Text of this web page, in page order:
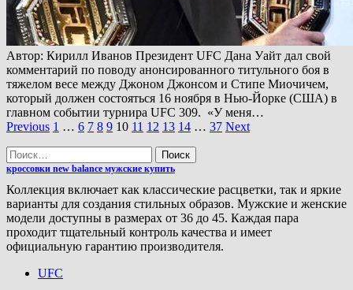
Автор: Кирилл Иванов Президент UFC Дана Уайт дал свой
комментарий по поводу анонсированного титульного боя в
тяжелом весе между Джоном Джонсом и Стипе Миочичем,
который должен состояться 16 ноября в Нью-Йорке (США) в
главном событии турнира UFC 309. «У меня…
Пагинация
записей
Previous 1 … 6 7 8 9 10 11 12 13 14 … 37 Next
Найти:
кроссовки new balance мужские купить
Коллекция включает как классические расцветки, так и яркие
варианты для создания стильных образов. Мужские и женские
модели доступны в размерах от 36 до 45. Каждая пара
проходит тщательный контроль качества и имеет
официальную гарантию производителя.
UFC